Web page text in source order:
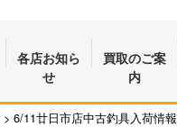
各店お知ら
せ
買取のご案
内
> 6/11廿日市店中古釣具入荷情報